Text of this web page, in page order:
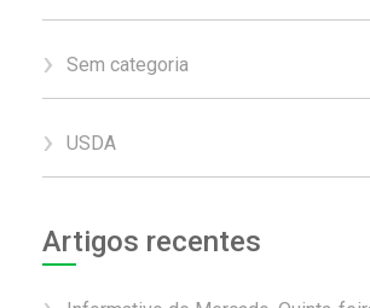
Sem categoria
USDA
Artigos recentes